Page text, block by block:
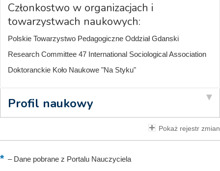
Członkostwo w organizacjach i
towarzystwach naukowych:
Polskie Towarzystwo Pedagogiczne Oddział Gdanski
Research Committee 47 International Sociological Association
Doktoranckie Koło Naukowe "Na Styku"
Profil naukowy
Pokaż rejestr zmian
–Dane pobrane z Portalu Nauczyciela